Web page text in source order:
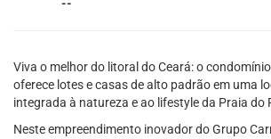
--
Viva o melhor do litoral do Ceará: o
oferece lotes e casas de alto padrão em uma
integrada à natureza e ao lifestyle da Praia do
Neste empreendimento inovador do Grupo